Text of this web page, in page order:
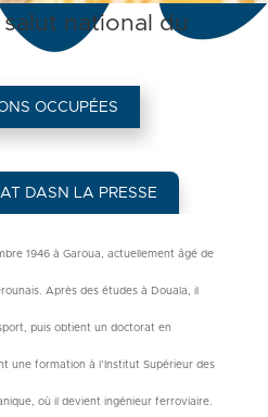
national du
OCCUPÉES
DASN LA PRESSE
1946 à Garoua, actuellement âgé de
Après des études à Douala, il
puis obtient un doctorat en
une formation à l’Institut Supérieur des
où il devient ingénieur ferroviaire.